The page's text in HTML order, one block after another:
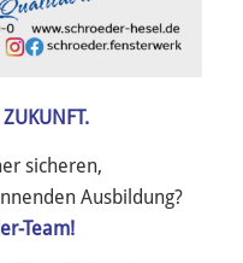
sicheren,
Ausbildung?
Team!